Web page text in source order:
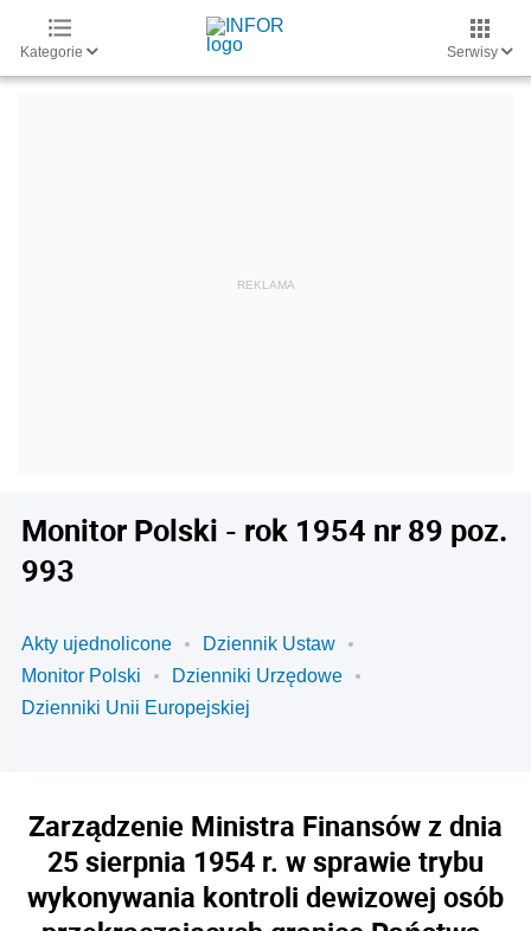
Kategorie Serwisy
Monitor Polski - rok 1954 nr 89 poz.
993
Akty ujednolicone
Dziennik Ustaw
Monitor Polski
Dzienniki Urzędowe
Dzienniki Unii Europejskiej
Zarządzenie Ministra Finansów z dnia
25 sierpnia 1954 r. w sprawie trybu
wykonywania kontroli dewizowej osób